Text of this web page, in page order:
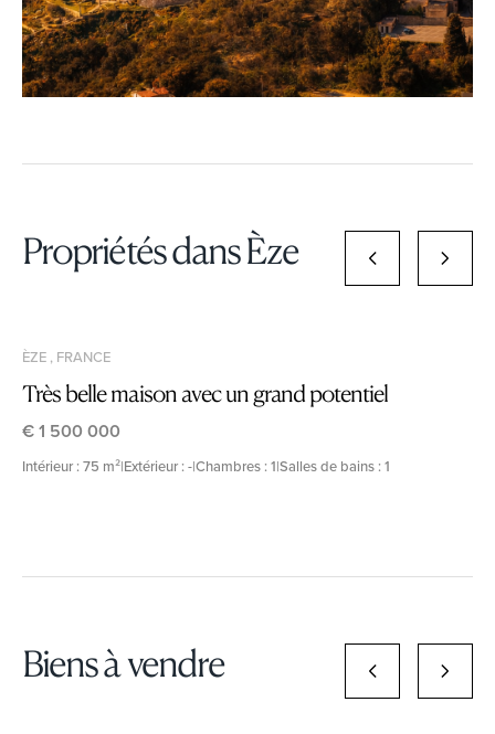
Vivre à Èze, c’est mener une expérience unique qui unie
la nature, la culture et l’histoire. Le village offre un mode
de vie paisible, tranquille et détendu, ce qui en fait un lieu
idéal pour ceux qui recherchent une retraite au calme,
Propriétés dans Èze
ÈZE , FRANCE
Très belle maison avec un grand potentiel
€ 1 500 000
Intérieur : 75 m²|Extérieur : -|Chambres : 1|Salles de bains : 1
Biens à vendre